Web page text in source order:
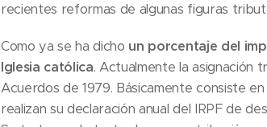
recientes reformas de algunas figuras
Como ya se ha dicho un porcentaje del
Iglesia católica. Actualmente la asignación
Acuerdos de 1979. Básicamente consiste
realizan su declaración anual del IRPF de